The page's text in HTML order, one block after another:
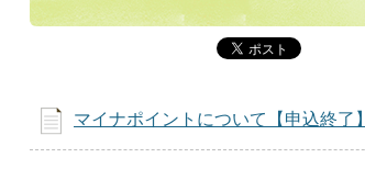
マイナポイントについて【申込終了】